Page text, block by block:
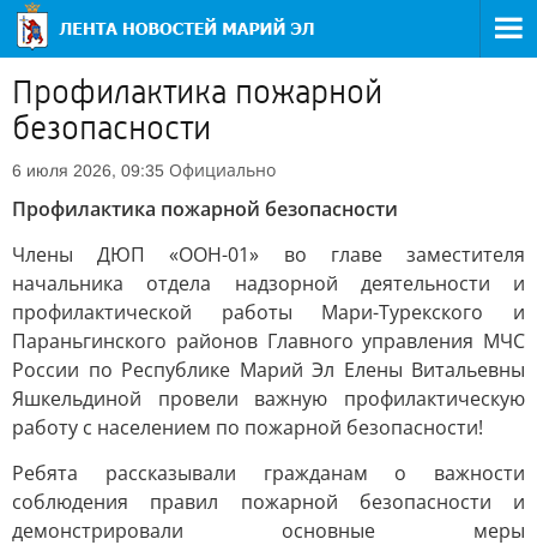
Профилактика пожарной
безопасности
6 июля 2026, 09:35 Официально
Профилактика пожарной безопасности
Члены ДЮП «ООН-01» во главе заместителя
начальника отдела надзорной деятельности и
профилактической работы Мари-Турекского и
Параньгинского районов Главного управления МЧС
России по Республике Марий Эл Елены Витальевны
Яшкельдиной провели важную профилактическую
работу с населением по пожарной безопасности!
Ребята рассказывали гражданам о важности
соблюдения правил пожарной безопасности и
демонстрировали основные меры